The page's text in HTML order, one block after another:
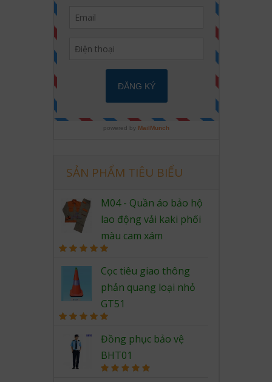
SẢN PHẨM TIÊU BIỂU
M04 - Quần áo bảo hộ
lao động vải kaki phối
màu cam xám
out of 5
Cọc tiêu giao thông
phản quang loại nhỏ
GT51
out of 5
Đồng phục bảo vệ
BHT01